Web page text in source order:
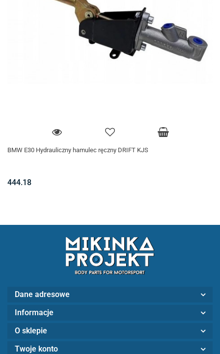
BMW E30 Hydrauliczny hamulec ręczny DRIFT KJS
444.18
Dane adresowe
Informacje
O sklepie
Twoje konto